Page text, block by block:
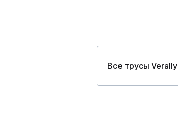
Все трусы Verally